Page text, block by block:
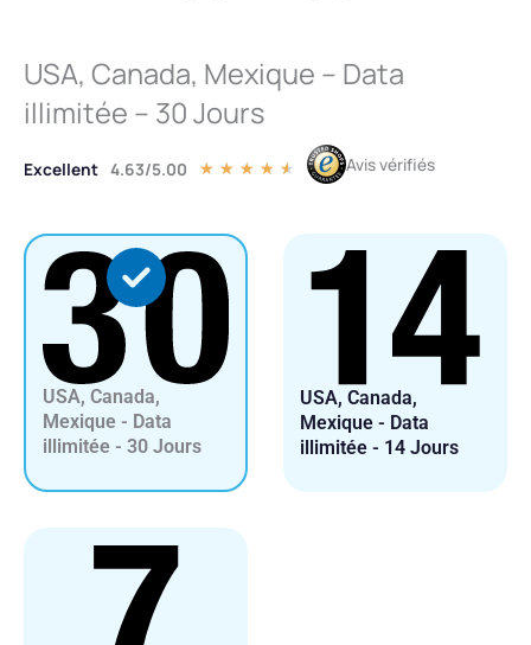
USA, Canada, Mexique – Data
illimitée – 30 Jours
Excellent 4.63/5.00 ★ ★ ★ ★ ★ Noté
Avis vérifiés
USA, Canada,
Mexique - Data
illimitée - 30 Jours
USA, Canada,
Mexique - Data
illimitée - 14 Jours